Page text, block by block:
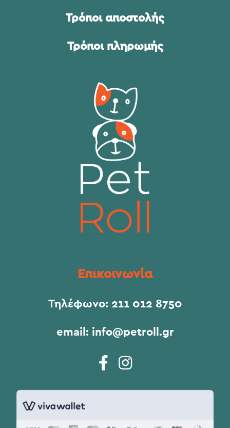
Τρόποι αποστολής
Τρόποι πληρωμής
Επικοινωνία
Τηλέφωνο: 211 012 8750
email: info@petroll.gr